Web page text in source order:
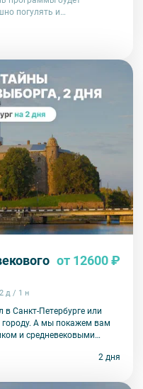
погулять и
от 12600 ₽
2 д / 1 н
в Санкт-Петербурге или
городу. А мы покажем вам
и средневековыми
2 дня